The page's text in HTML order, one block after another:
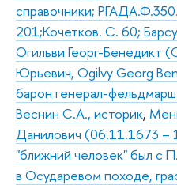
справочники;
201;Кочетков. С. 60;
Огильви Георг-Бенедикт
Юрьевич, Ogilvy Georg
барон генерал-
Веснин С.А., историк,
Данилович (06.11.1673 –
"ближний человек" был с
в Осударевом походе,